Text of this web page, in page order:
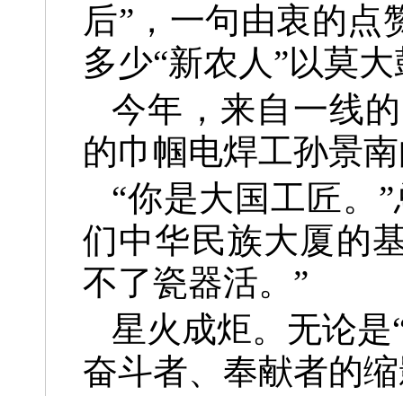
后”，一句由衷的点
多少“新农人”以莫
今年，来自一线
的巾帼电焊工孙景
“你是大国工匠。
们中华民族大厦的
不了瓷器活。”
星火成炬。无论
奋斗者、奉献者的